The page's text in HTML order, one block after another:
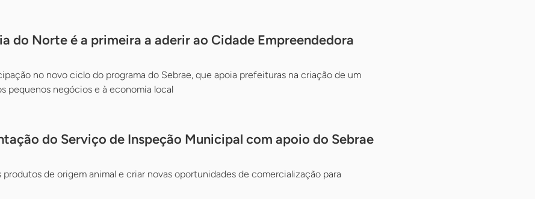
do Norte é a primeira a aderir ao Cidade Empreendedora
no novo ciclo do programa do Sebrae, que apoia prefeituras na criação de um
pequenos negócios e à economia local
do Serviço de Inspeção Municipal com apoio do Sebrae
de origem animal e criar novas oportunidades de comercialização para